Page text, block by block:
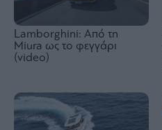
Lamborghini: Από τη
Miura ως το φεγγάρι
(video)